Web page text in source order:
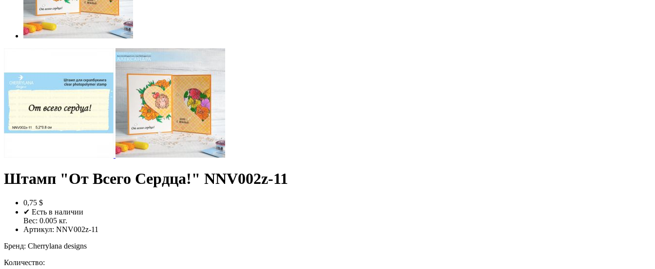
Штамп "От Всего Сердца!" NNV002z-11
0,75 $
✔ Есть в наличии
Вес: 0.005 кг.
Артикул: NNV002z-11
Бренд: Cherrylana designs
Количество: